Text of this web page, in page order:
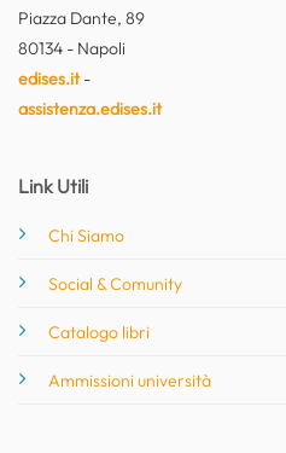
Piazza Dante, 89
80134 - Napoli
edises.it-
assistenza.edises.it
Link Utili
Chi Siamo
Social & Comunity
Catalogo libri
Ammissioni università